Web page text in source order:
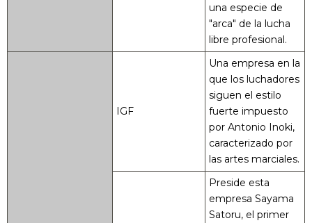
una especie de
"arca" de la lucha
libre profesional.
IGF
Una empresa en la
que los luchadores
siguen el estilo
fuerte impuesto
por Antonio Inoki,
caracterizado por
las artes marciales.
Preside esta
empresa Sayama
Satoru, el primer